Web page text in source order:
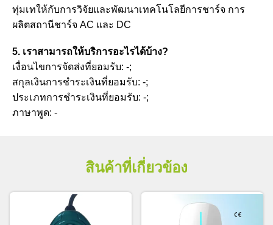
ทุ่มเทให้กับการวิจัยและพัฒนาเทคโนโลยีการชาร์จ การ
ผลิตสถานีชาร์จ AC และ DC
5. เราสามารถให้บริการอะไรได้บ้าง?
เงื่อนไขการจัดส่งที่ยอมรับ: -;
สกุลเงินการชำระเงินที่ยอมรับ: -;
ประเภทการชำระเงินที่ยอมรับ: -;
ภาษาพูด: -
สินค้าที่เกี่ยวข้อง